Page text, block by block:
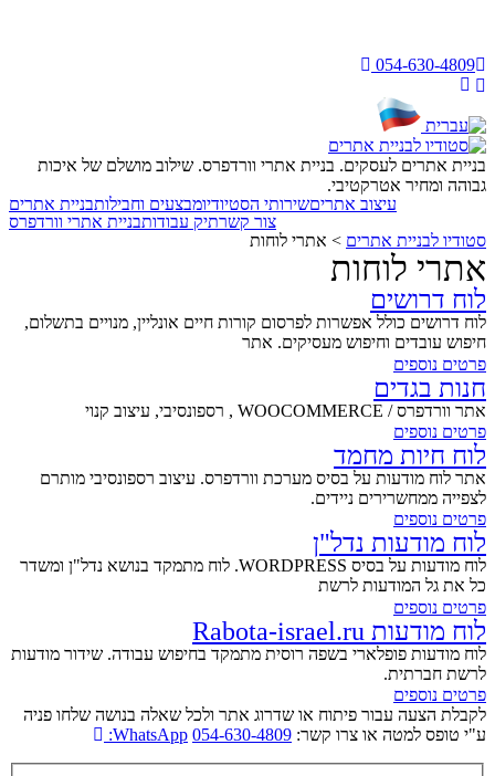
054-630-4809
בניית אתרים לעסקים. בניית אתרי וורדפרס. שילוב מושלם של איכות
גבוהה ומחיר אטרקטיבי.
בניית אתריםמבצעים וחבילותשירותי הסטיודיועיצוב אתרים
בניית אתרי וורדפרסתיק עבודותצור קשר
סטודיו לבניית אתרים > אתרי לוחות
אתרי לוחות
לוח דרושים
לוח דרושים כולל אפשרות לפרסום קורות חיים אונליין, מנויים בתשלום,
חיפוש עובדים וחיפוש מעסיקים. אתר
פרטים נוספים
חנות בגדים
אתר וורדפרס / WOOCOMMERCE , רספונסיבי, עיצוב קנוי
פרטים נוספים
לוח חיות מחמד
אתר לוח מודעות על בסיס מערכת וורדפרס. עיצוב רספונסיבי מותרם
לצפייה ממחשרירים ניידים.
פרטים נוספים
לוח מודעות נדל"ן
לוח מודעות על בסיס WORDPRESS. לוח מתמקד בנושא נדל"ן ומשדר
כל את גל המודעות לרשת
פרטים נוספים
לוח מודעות Rabota-israel.ru
לוח מודעות פופלארי בשפה רוסית מתמקד בחיפוש עבודה. שידור מודעות
לרשת חברתית.
פרטים נוספים
לקבלת הצעה עבור פיתוח או שדרוג אתר ולכל שאלה בנושה שלחו פניה
ע"י טופס למטה או צרו קשר: 054-630-4809
WhatsApp: